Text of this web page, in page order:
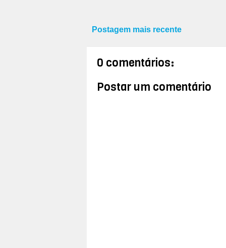
Postagem mais recente
0 comentários:
Postar um comentário